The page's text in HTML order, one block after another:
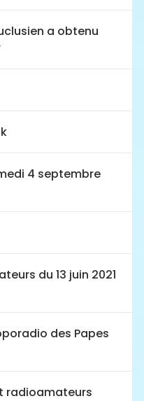
a obtenu
4 septembre
du 13 juin 2021
des Papes
radioamateurs